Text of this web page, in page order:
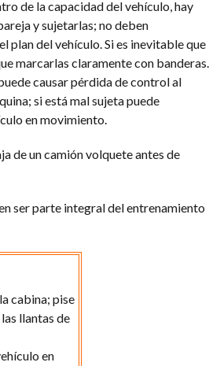
de la capacidad del vehículo, hay
y sujetarlas; no deben
plan del vehículo. Si es inevitable que
marcarlas claramente con banderas.
causar pérdida de control al
si está mal sujeta puede
en movimiento.
de un camión volquete antes de
ser parte integral del entrenamiento
cabina; pise
llantas de
en